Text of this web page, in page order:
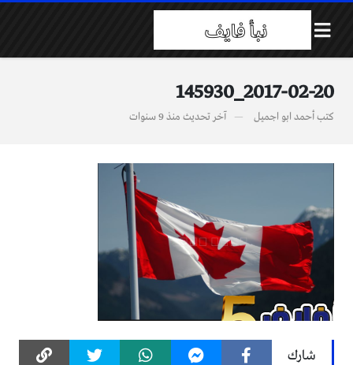
2017-02-20_145930
كتبأحمد ابو اجميل آخر تحديث منذ 9 سنوات
شارك